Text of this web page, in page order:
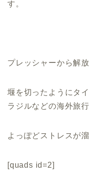
す。
プレッシャーから解
堰を切ったようにタ
ラジルなどの海外旅
よっぽどストレスが
[quads id=2]